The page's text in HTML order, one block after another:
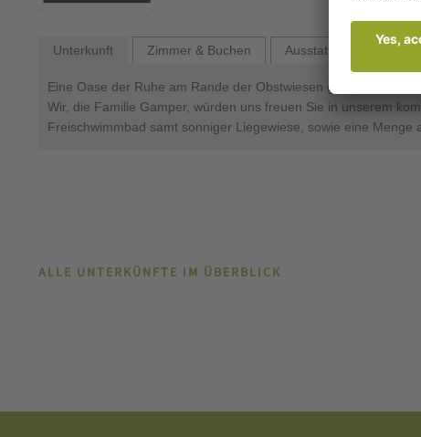
Unterkunft Zimmer & Buchen Ausstattung
Eine Oase der Ruhe am Rande der Obstwiesen gelegen,
Wir, die Familie Gamper, würden uns freuen Sie in unserem
Freischwimmbad samt sonniger Liegewiese, sowie eine Menge
ALLE UNTERKÜNFTE IM ÜBERBLICK